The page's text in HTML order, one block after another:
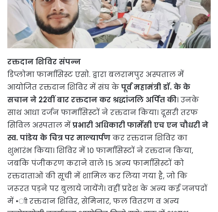
रक्तदान शिविर संपन्न
डिप्लोमा फार्मासिस्ट एसो. द्वारा बलरामपुर अस्पताल में
आयोजित रक्तदान शिविर में संघ केपूर्व महामंत्री डॉ. के के
सचान ने 22वीं बार रक्तदान कर श्रद्धांजलि अर्पित की। उनके
साथ आधा दर्जन फार्मासिस्टों ने रक्तदान किया। दूसरी तरफ
सिविल अस्पताल मेंप्रभारी अधिकारी फार्मेसी एच एन चौधरी ने
स्व. पांडेय के चित्र पर माल्यार्पणकर रक्तदान शिविर का
शुभारंभ किया। शिविर में 10 फार्मासिस्टों ने रक्तदान किया,
जबकि पंजीकरण कराने वाले 15 अन्य फार्मासिस्टों को
रक्तदाताओं की सूची में शामिल कर लिया गया है, जो कि
जरूरत पड़ने पर बुलाये जायेंगे। वहीं प्रदेश के अन्य कई जनपदों
में •ाी रक्तदान शिविर, सेमिनार, फल वितरण व अन्य